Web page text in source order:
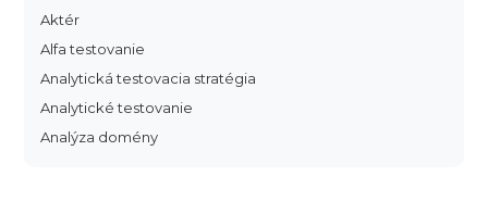
Aktér
Alfa testovanie
Analytická testovacia stratégia
Analytické testovanie
Analýza domény